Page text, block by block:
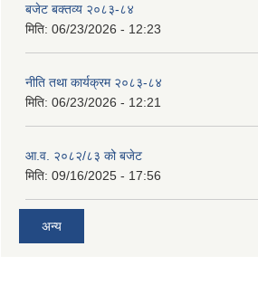
बजेट बक्तव्य २०८३-८४
मिति: 06/23/2026 - 12:23
नीति तथा कार्यक्रम २०८३-८४
मिति: 06/23/2026 - 12:21
आ.व. २०८२/८३ को बजेट
मिति: 09/16/2025 - 17:56
अन्य